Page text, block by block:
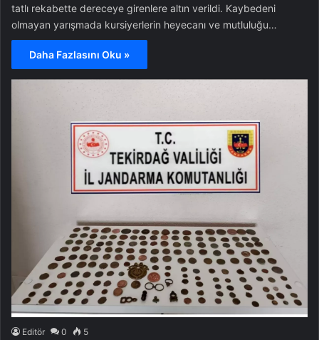
tatlı rekabette dereceye girenlere altın verildi. Kaybedeni
olmayan yarışmada kursiyerlerin heyecanı ve mutluluğu…
Daha Fazlasını Oku »
Editör 0 5